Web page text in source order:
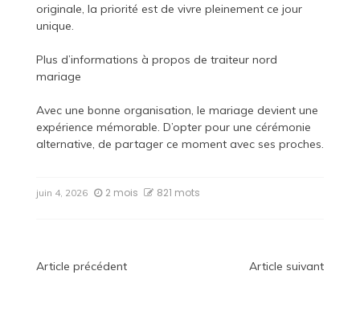
originale, la priorité est de vivre pleinement ce jour
unique.
Plus d’informations à propos de traiteur nord
mariage
Avec une bonne organisation, le mariage devient une
expérience mémorable. D’opter pour une cérémonie
alternative, de partager ce moment avec ses proches.
juin 4, 2026 2 mois 821 mots
Navigation
Article précédent Article suivant